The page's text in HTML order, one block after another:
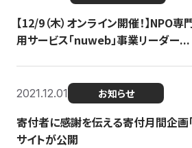
【12/9（木）オンライン開催！】NPO
用サービス「nuweb」事業リーダー...
2021.12.01 お知らせ
寄付者に感謝を伝える寄付月間企画
サイトが公開